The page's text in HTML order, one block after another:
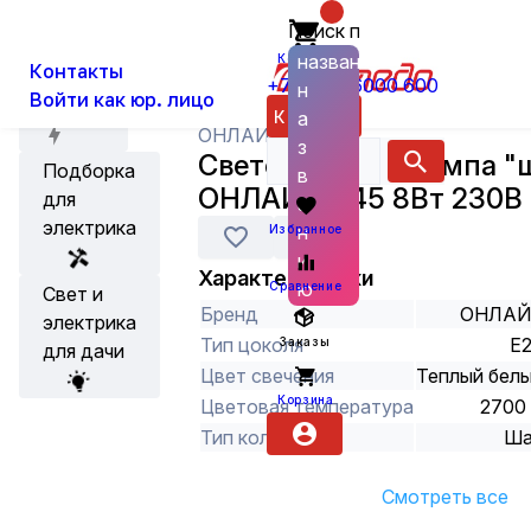
Контакты
Войти как юр. лицо
Корзина
+7 (800) 6000 600
Каталог
Поиск по
названию
н
а
з
в
а
н
и
ю
Избранное
Сравнение
Заказы
Корзина
Акции
Подборка
для
электрика
Свет и
электрика
для дачи
Лампы Светодиодные лампы
ОНЛАЙТ
Светодиодная лампа
ОНЛАЙТ G45 8Вт 230В
Характеристики
Бренд
Тип цоколя
Цвет свечения
Теплый
Цветовая температура
2700
Тип колбы
Смотреть все